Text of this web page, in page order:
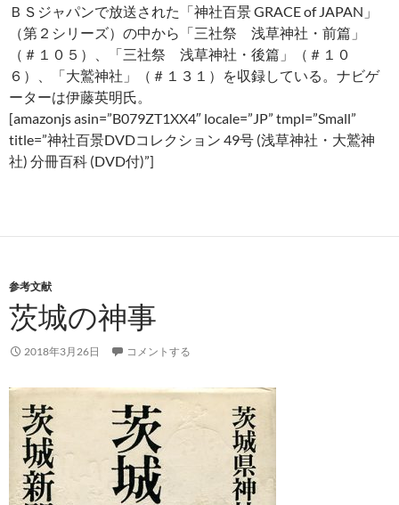
ＢＳジャパンで放送された「神社百景 GRACE of JAPAN」
（第２シリーズ）の中から「三社祭 浅草神社・前篇」
（＃１０５）、「三社祭 浅草神社・後篇」（＃１０
６）、「大鷲神社」（＃１３１）を収録している。ナビゲ
ーターは伊藤英明氏。
[amazonjs asin=”B079ZT1XX4″ locale=”JP” tmpl=”Small”
title=”神社百景DVDコレクション 49号 (浅草神社・大鷲神
社) 分冊百科 (DVD付)”]
参考文献
茨城の神事
2018年3月26日 コメントする